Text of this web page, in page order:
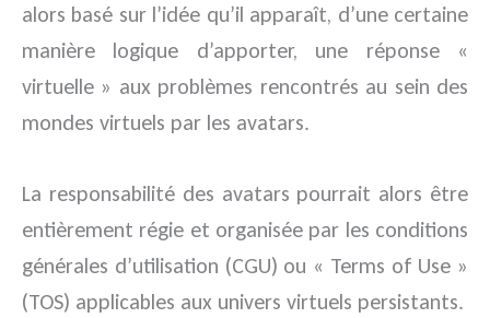
alors basé sur l’idée qu’il apparaît, d’une certaine
manière logique d’apporter, une réponse «
virtuelle » aux problèmes rencontrés au sein des
mondes virtuels par les avatars.
La responsabilité des avatars pourrait alors être
entièrement régie et organisée par les conditions
générales d’utilisation (CGU) ou « Terms of Use »
(TOS) applicables aux univers virtuels persistants.